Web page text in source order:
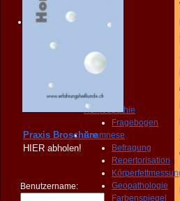
KONTAKT
Angebot
Homöopathie
Diagnose
PRAXIS
Homöopathie
Fragebogen
Anamnese
Befragung
Repertorisation
Geopathologie
Farbenspiegel
Praxis Broschüre
HIER abholen!
Benutzername: